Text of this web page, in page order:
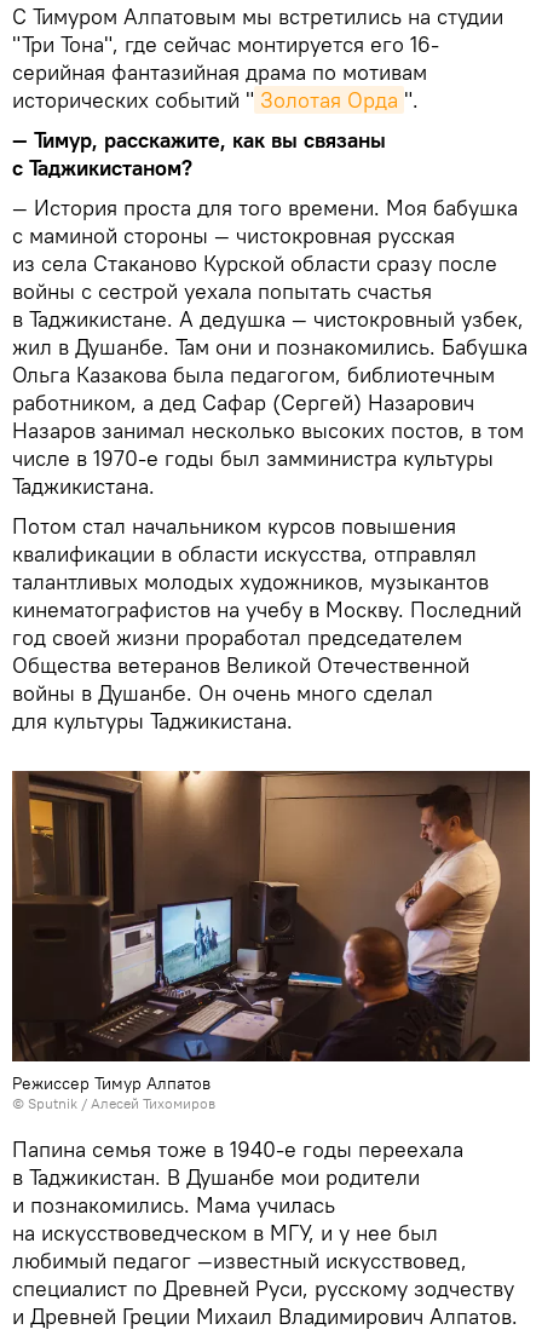
С Тимуром Алпатовым мы встретились на студии
"Три Тона", где сейчас монтируется его 16-
серийная фантазийная драма по мотивам
исторических событий " Золотая Орда ".
— Тимур, расскажите, как вы связаны
с Таджикистаном?
— История проста для того времени. Моя бабушка
с маминой стороны — чистокровная русская
из села Стаканово Курской области сразу после
войны с сестрой уехала попытать счастья
в Таджикистане. А дедушка — чистокровный узбек,
жил в Душанбе. Там они и познакомились. Бабушка
Ольга Казакова была педагогом, библиотечным
работником, а дед Сафар (Сергей) Назарович
Назаров занимал несколько высоких постов, в том
числе в 1970-е годы был замминистра культуры
Таджикистана.
Потом стал начальником курсов повышения
квалификации в области искусства, отправлял
талантливых молодых художников, музыкантов
кинематографистов на учебу в Москву. Последний
год своей жизни проработал председателем
Общества ветеранов Великой Отечественной
войны в Душанбе. Он очень много сделал
для культуры Таджикистана.
Режиссер Тимур Алпатов
© Sputnik / Алесей Тихомиров
Папина семья тоже в 1940-е годы переехала
в Таджикистан. В Душанбе мои родители
и познакомились. Мама училась
на искусствоведческом в МГУ, и у нее был
любимый педагог —известный искусствовед,
специалист по Древней Руси, русскому зодчеству
и Древней Греции Михаил Владимирович Алпатов.